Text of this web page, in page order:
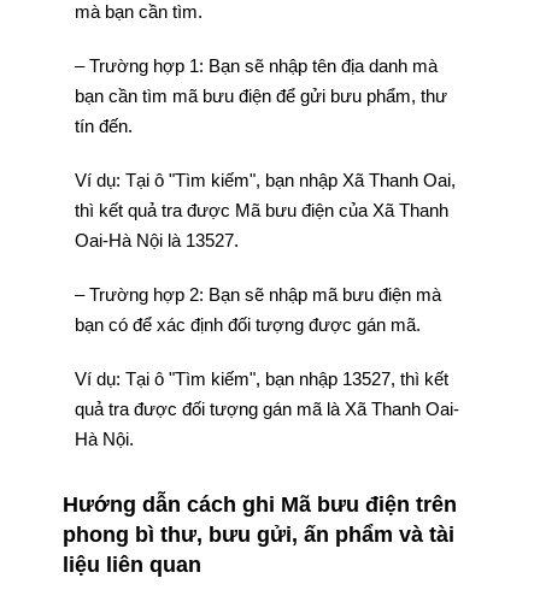
mà bạn cần tìm.
– Trường hợp 1: Bạn sẽ nhập tên địa danh mà
bạn cần tìm mã bưu điện để gửi bưu phẩm, thư
tín đến.
Ví dụ: Tại ô "Tìm kiếm", bạn nhập Xã Thanh Oai,
thì kết quả tra được Mã bưu điện của Xã Thanh
Oai-Hà Nội là 13527.
– Trường hợp 2: Bạn sẽ nhập mã bưu điện mà
bạn có để xác định đối tượng được gán mã.
Ví dụ: Tại ô "Tìm kiếm", bạn nhập 13527, thì kết
quả tra được đối tượng gán mã là Xã Thanh Oai-
Hà Nội.
Hướng dẫn cách ghi Mã bưu điện trên
phong bì thư, bưu gửi, ấn phẩm và tài
liệu liên quan